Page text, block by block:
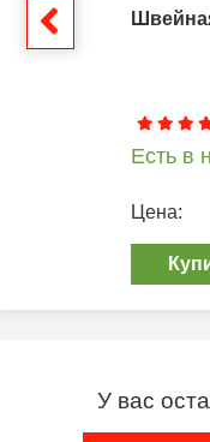
Есть в
Цена:
У вас